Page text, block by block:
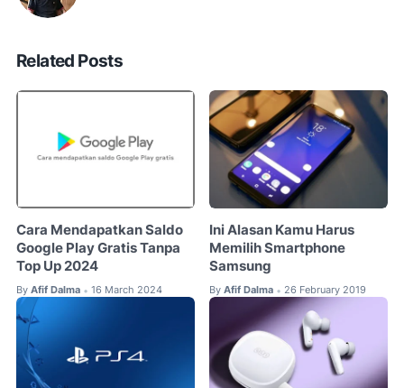
Related Posts
Cara Mendapatkan Saldo
Google Play Gratis Tanpa
Top Up 2024
By Afif Dalma • 16 March 2024
Ini Alasan Kamu Harus
Memilih Smartphone
Samsung
By Afif Dalma • 26 February 2019